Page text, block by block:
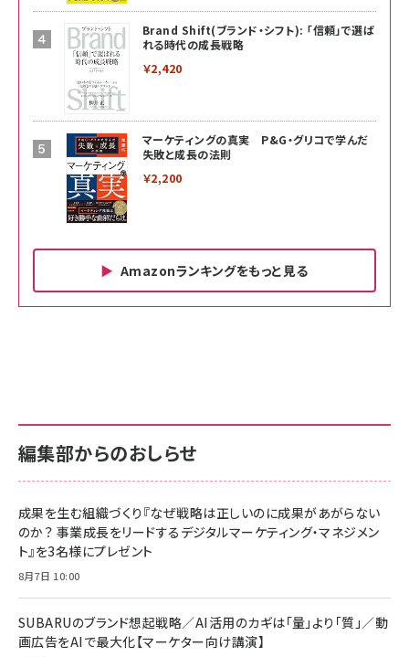
Brand Shift(ブランド・シフト): 「信頼」で選ば
れる時代の成長戦略
￥2,420
マーケティングの真実 P&G・グリコで学んだ
失敗と成長の法則
￥2,200
Amazonランキングをもっと見る
￥880
anan(アンアン)2026/06/24号 No.2500増刊
スペシャルエディション[王道エンタメの矜持／
￥1,100
anan(アンアン)2026/07/08号 No.2502[2026
￥880
ママ投資家が育休中に１億貯めた株式投資
サポート正規品 メーカー保証5年 KLMEA128G
NIMASO ガラスフィルム iPhone 17 用 保護フィ
すい ガイド枠付き いPhone17 (6.3インチ) 対応
2枚セット DSP25F1698
￥1,599
￥6,980
サポート正規品 メーカー保証5年 KLMEA128G
Amazon eギフトカード - Amazonロゴ - クラ
￥5,000
Anker PowerLine III Flow USB-C & USB-C
Pro/Air 各種対応 (1.8m ミッドナイトブラック)
￥1,890
編集部からのおしらせ
成果を生む組織づくり『なぜ戦略は正しいのに成果があがらない
のか？ 事業成長をリードするデジタルマーケティング・マネジメン
ト』を3名様にプレゼント
8月7日 10:00
SUBARUのブランド想起戦略／AI活用のカギは「量」より「質」／動
画広告をAIで最大化【マーケター向け講演】